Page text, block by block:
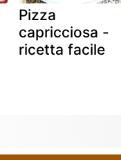
Pizza
capricciosa -
ricetta facile